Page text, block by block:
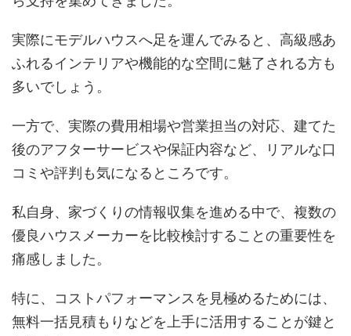
実際にモデルハウスへ足を運んでみると、高級感あ
ふれるインテリアや機能的な空間に魅了される方も
多いでしょう。
一方で、実際の費用相場や営業担当の対応、建てた
後のアフターサービスや保証内容など、リアルな口
コミや評判も気になるところです。
私自身、家づくりの情報収集を進める中で、複数の
優良ハウスメーカーを比較検討することの重要性を
痛感しました。
特に、コストパフォーマンスを見極めるためには、
無料一括見積もりなどを上手に活用することが鍵と